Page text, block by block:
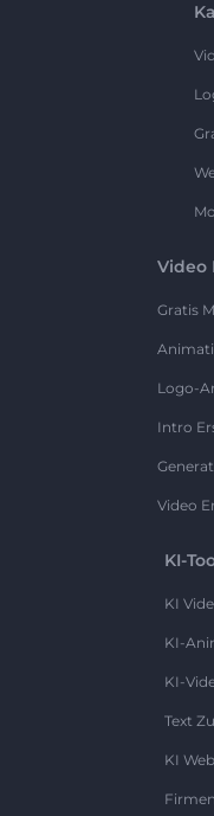
Video
Gratis
Logo-
Intro
Video
KI-
KI
KI-
KI-
Text
KI